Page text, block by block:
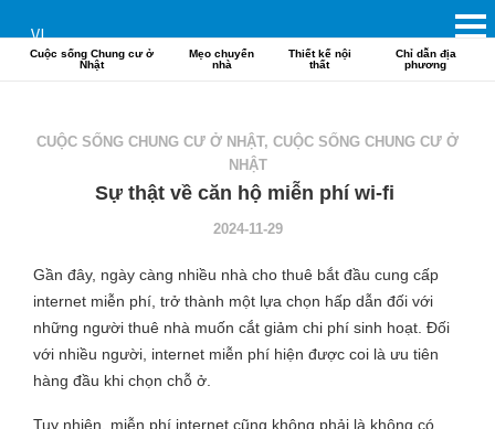
Cuộc sống Chung cư ở
Nhật
Mẹo chuyển
nhà
Thiết kế nội
thất
Chỉ dẫn địa
phương
VI
CUỘC SỐNG CHUNG CƯ Ở NHẬT, CUỘC SỐNG CHUNG CƯ Ở
NHẬT
Sự thật về căn hộ miễn phí wi-fi
2024-11-29
Gần đây, ngày càng nhiều nhà cho thuê bắt đầu cung cấp
internet miễn phí, trở thành một lựa chọn hấp dẫn đối với
những người thuê nhà muốn cắt giảm chi phí sinh hoạt. Đối
với nhiều người, internet miễn phí hiện được coi là ưu tiên
hàng đầu khi chọn chỗ ở.
Tuy nhiên, miễn phí internet cũng không phải là không có